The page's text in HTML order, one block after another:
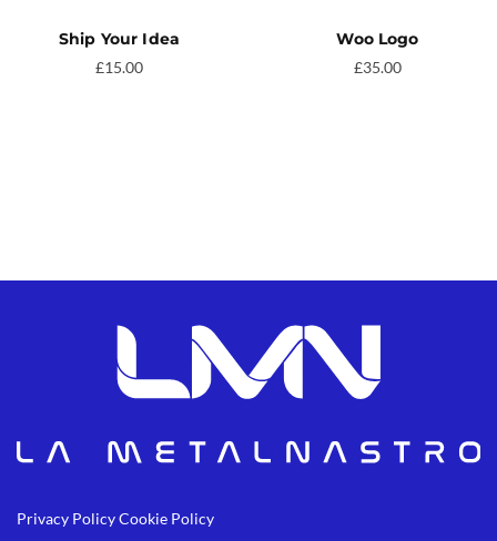
Ship Your Idea
£15.00
Woo Logo
£35.00
Privacy PolicyCookie Policy